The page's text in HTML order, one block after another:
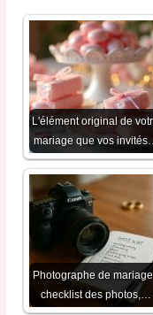
L'élément original de
mariage que vos
Photographe de
checklist des photos,…